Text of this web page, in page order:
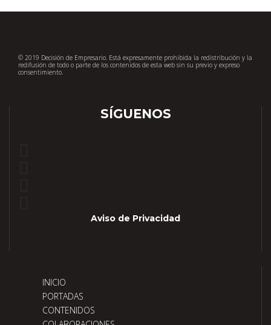
© 2019 Decisión de Empresario. Está expresamente prohibida la redistribución y la
redifusión de todo o parte de los contenidos de esta web sin su previo y expreso
consentimiento.
SÍGUENOS
Aviso de Privacidad
INICIO
PORTADAS
CONTENIDOS